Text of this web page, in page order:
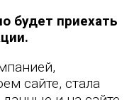
будет приехать
сайте, стала